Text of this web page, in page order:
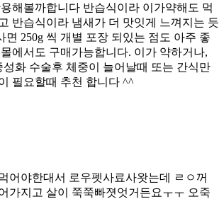
해볼까합니다 반습식이라 이가약해도 먹
반습식이라 냄새가 더 맛잇게 느껴지는 듯
면 250g 씩 개별 포장 되있는 점도 아주 좋
에서도 구매가능합니다. 이가 약하거나,
화 수술후 체중이 늘어날때 또는 간식만
필요할때 추천 합니다 ^^
어야한대서 로우펫사료사왓는데 ㄹㅇ꺼
가지고 살이 쭉쭉빠졋엇거든요ㅜㅜ 오죽